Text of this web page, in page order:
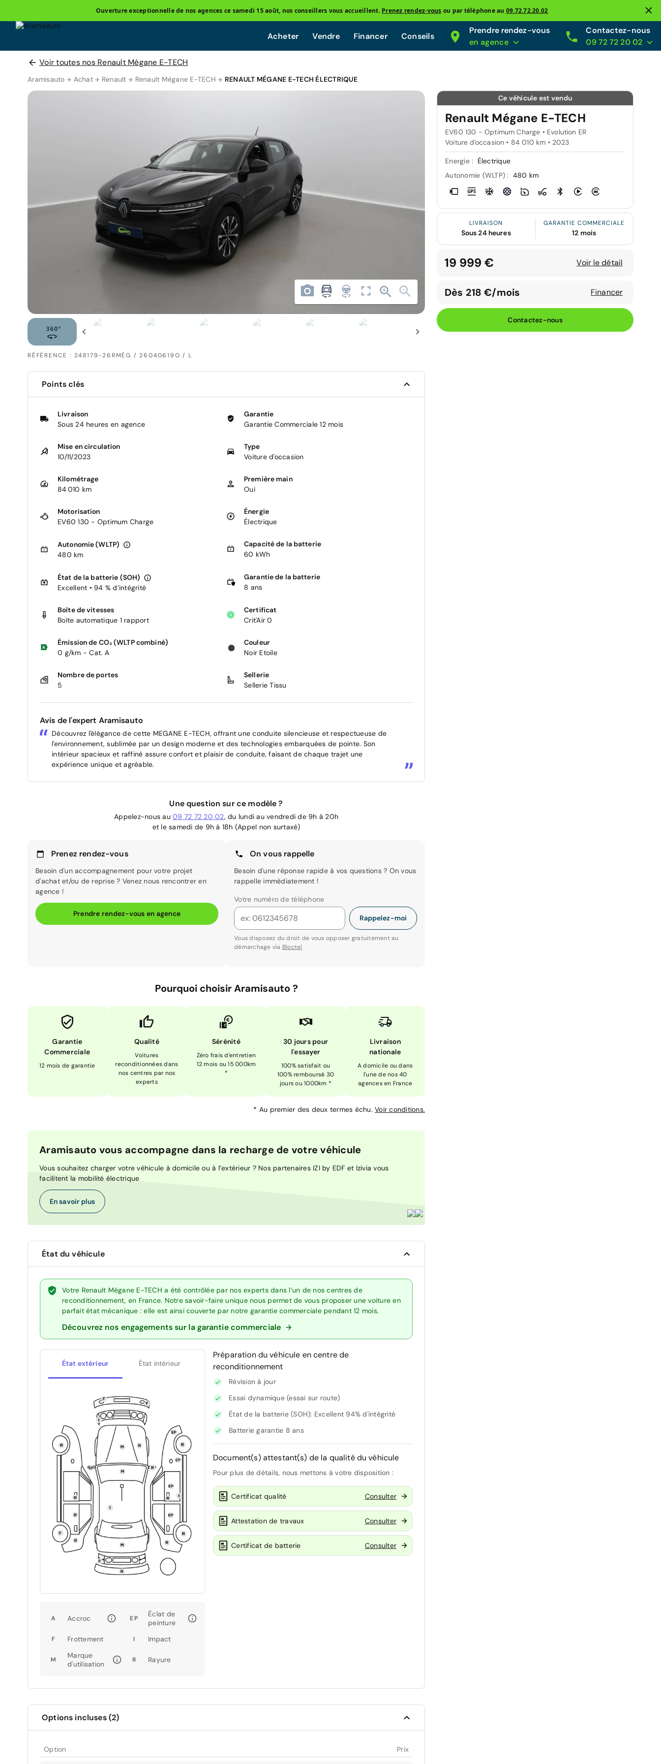
Ouverture exceptionnelle de nos agences ce samedi 15 août, nos conseillers vous accueillent. Prenez rendez-vous ou par téléphone au 09.72.72.20.02
Acheter Vendre Financer Conseils
Prendre rendez-vous
en agence
Contactez-nous
09 72 72 20 02
Voir toutes nos Renault Mégane E-TECH
Aramisauto Achat Renault Renault Mégane E-TECH RENAULT MÉGANE E-TECH ÉLECTRIQUE
RÉFÉRENCE : 248179-26RMÉG / 26040619O / L
Ce véhicule est vendu
Renault Mégane E-TECH
EV60 130 - Optimum Charge • Evolution ER
Voiture d'occasion • 84 010 km • 2023
Energie :
Électrique
Autonomie (WLTP) : 480 km
LIVRAISON
Sous 24 heures
GARANTIE COMMERCIALE
12 mois
19 999 € Voir le détail
Dès 218 €/mois Financer
Contactez-nous
Points clés
Livraison
Sous 24 heures en agence
Garantie
Garantie Commerciale 12 mois
Mise en circulation
10/11/2023
Type
Voiture d'occasion
Kilométrage
84 010 km
Première main
Oui
Motorisation
EV60 130 - Optimum Charge
Énergie
Électrique
Autonomie (WLTP)
480 km
Capacité de la batterie
60 kWh
État de la batterie (SOH)
Excellent • 94 % d’intégrité
Garantie de la batterie
8 ans
Boîte de vitesses
Boîte automatique 1 rapport
Certificat
Crit'Air 0
Émission de CO₂ (WLTP combiné)
0 g/km - Cat. A
Couleur
Noir Etoile
Nombre de portes
5
Sellerie
Sellerie Tissu
Avis de l'expert Aramisauto
Découvrez l'élégance de cette MEGANE E-TECH, offrant une conduite silencieuse et respectueuse de
l'environnement, sublimée par un design moderne et des technologies embarquées de pointe. Son
intérieur spacieux et raffiné assure confort et plaisir de conduite, faisant de chaque trajet une
expérience unique et agréable.
Une question sur ce modèle ?
Appelez-nous au 09 72 72 20 02, du lundi au vendredi de 9h à 20h
et le samedi de 9h à 18h (Appel non surtaxé)
Prenez rendez-vous
Besoin d'un accompagnement pour votre projet
d'achat et/ou de reprise ? Venez nous rencontrer en
agence !
Prendre rendez-vous en agence
On vous rappelle
Besoin d'une réponse rapide à vos questions ? On vous
rappelle immédiatement !
Votre numéro de téléphone
Rappelez-moi
Vous disposez du droit de vous opposer gratuitement au
démarchage via Bloctel
Pourquoi choisir Aramisauto ?
Garantie
Commerciale
12 mois de garantie
Qualité
Voitures
reconditionnées dans
nos centres par nos
experts
Sérénité
Zéro frais d'entretien
12 mois ou 15 000km
*
30 jours pour
l'essayer
100% satisfait ou
100% remboursé 30
jours ou 1000km *
Livraison
nationale
A domicile ou dans
l'une de nos 40
agences en France
* Au premier des deux termes échu. Voir conditions.
Aramisauto vous accompagne dans la recharge de votre véhicule
Vous souhaitez charger votre véhicule à domicile ou à l’extérieur ? Nos partenaires IZI by EDF et Izivia vous
facilitent la mobilité électrique
En savoir plus
État du véhicule
Votre Renault Mégane E-TECH a été contrôlée par nos experts dans l’un de nos centres de
reconditionnement, en France. Notre savoir-faire unique nous permet de vous proposer une voiture en
parfait état mécanique : elle est ainsi couverte par notre garantie commerciale pendant 12 mois.
Découvrez nos engagements sur la garantie commerciale
État extérieur État intérieur
A Accroc EP
Éclat de
peinture
F Frottement I Impact
M
Marque
d'utilisation
R Rayure
Préparation du véhicule en centre de
reconditionnement
Révision à jour
Essai dynamique (essai sur route)
État de la batterie (SOH): Excellent 94% d'intégrité
Batterie garantie 8 ans
Document(s) attestant(s) de la qualité du véhicule
Pour plus de détails, nous mettons à votre disposition :
Certificat qualité Consulter
Attestation de travaux Consulter
Certificat de batterie Consulter
Options incluses (2)
Option Prix